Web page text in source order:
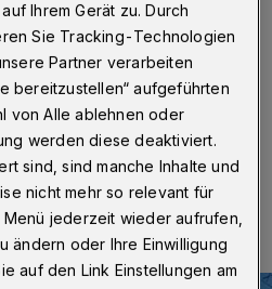
Stausee und die Wupper
– zurzeit aber ganz
haben die Landschaft im
verzaubert.
Eine Minute Lesezeit
Ihrem Gerät zu. Durch
Sie Tracking-Technologien
Partner verarbeiten
bereitzustellen“ aufgeführten
von Alle ablehnen oder
werden diese deaktiviert.
sind, sind manche Inhalte und
nicht mehr so relevant für
jederzeit wieder aufrufen,
ändern oder Ihre Einwilligung
auf den Link Einstellungen am